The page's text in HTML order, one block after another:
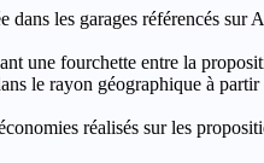
les garages référencés sur
fourchette entre la
le rayon géographique à
réalisés sur les